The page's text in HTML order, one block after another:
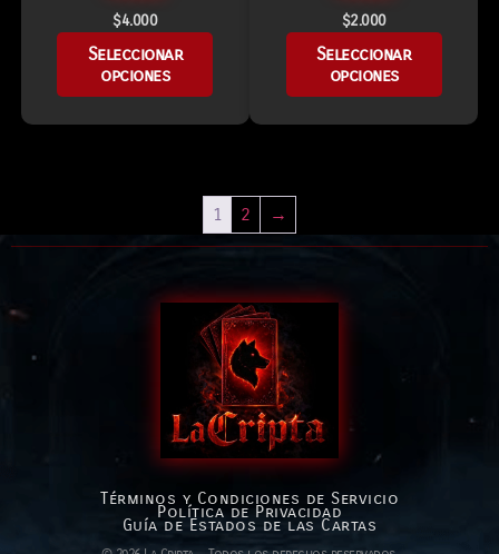
$4.000
Seleccionar
opciones
$2.000
Seleccionar
opciones
1 2 →
Términos y Condiciones de Servicio
Política de Privacidad
Guía de Estados de las Cartas